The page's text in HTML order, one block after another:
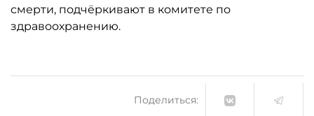
смерти, подчёркивают в комитете по
здравоохранению.
Поделиться: